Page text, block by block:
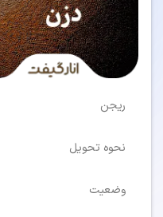
ریجن
نحوه تحویل
وضعیت